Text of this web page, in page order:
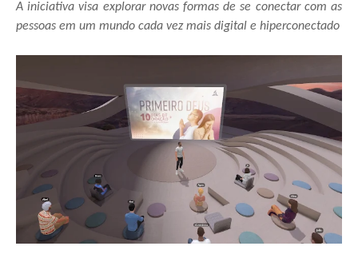
A iniciativa visa explorar novas formas de se conectar com as
pessoas em um mundo cada vez mais digital e hiperconectado